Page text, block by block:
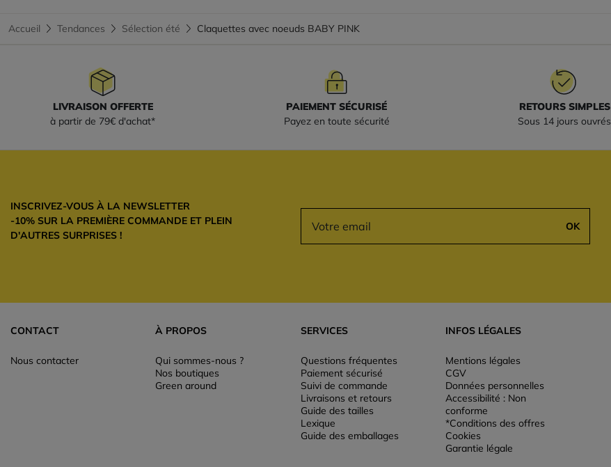
Accueil Tendances Sélection été Claquettes avec noeuds BABY PINK
LIVRAISON OFFERTE
à partir de 79€ d'achat*
PAIEMENT SÉCURISÉ
Payez en toute sécurité
RETOURS SIMPLES
Sous 14 jours ouvrés
INSCRIVEZ-VOUS À LA NEWSLETTER
-10% SUR LA PREMIÈRE COMMANDE ET PLEIN
D'AUTRES SURPRISES !
OK
CONTACT
Nous contacter
À PROPOS
Qui sommes-nous ?
Nos boutiques
Green around
SERVICES
Questions fréquentes
Paiement sécurisé
Suivi de commande
Livraisons et retours
Guide des tailles
Lexique
Guide des emballages
INFOS LÉGALES
Mentions légales
CGV
Données personnelles
Accessibilité : Non
conforme
*Conditions des offres
Cookies
Garantie légale